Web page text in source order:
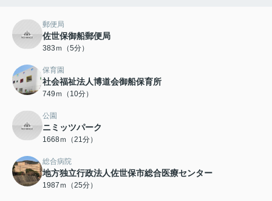
郵便局
佐世保御船郵便局
383ｍ（5分）
保育園
社会福祉法人博道会御船保育所
749ｍ（10分）
公園
ニミッツパーク
1668ｍ（21分）
総合病院
地方独立行政法人佐世保市総合医療センター
1987ｍ（25分）